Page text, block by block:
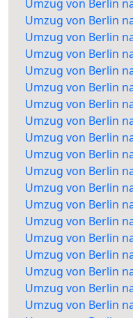
Umzug von Berlin
Umzug von Berlin
Umzug von Berlin
Umzug von Berlin
Umzug von Berlin
Umzug von Berlin
Umzug von Berlin
Umzug von Berlin
Umzug von Berlin
Umzug von Berlin
Umzug von Berlin
Umzug von Berlin
Umzug von Berlin
Umzug von Berlin
Umzug von Berlin
Umzug von Berlin
Umzug von Berlin
Umzug von Berlin
Umzug von Berlin